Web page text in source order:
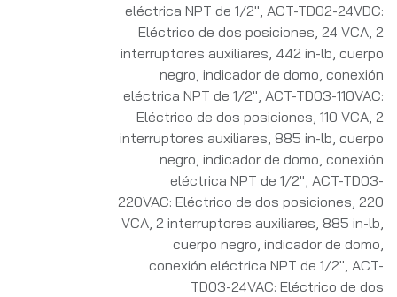
eléctrica NPT de 1/2" ACT-TD02-24VDC:
Eléctrico de dos posiciones, 24 VCA, 2
interruptores auxiliares, 442 in-lb, cuerpo
negro, indicador de domo, conexión
eléctrica NPT de 1/2" ACT-TD03-110VAC:
Eléctrico de dos posiciones, 110 VCA, 2
interruptores auxiliares, 885 in-lb, cuerpo
negro, indicador de domo, conexión
eléctrica NPT de 1/2" ACT-TD03-
220VAC: Eléctrico de dos posiciones, 220
VCA, 2 interruptores auxiliares, 885 in-lb,
cuerpo negro, indicador de domo,
conexión eléctrica NPT de 1/2" ACT-
TD03-24VAC: Eléctrico de dos